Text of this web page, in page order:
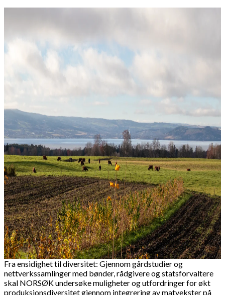
Fra ensidighet til diversitet: Gjennom gårdstudier og
nettverkssamlinger med bønder, rådgivere og statsforvaltere
skal NORSØK undersøke muligheter og utfordringer for økt
produksjonsdiversitet gjennom integrering av matvekster på